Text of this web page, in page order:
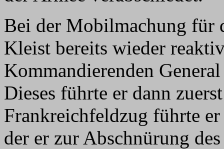
Bei der Mobilmachung für
Kleist bereits wieder
Kommandierenden
Dieses führte er dann
Frankreichfeldzug führte
der er zur Abschnürung